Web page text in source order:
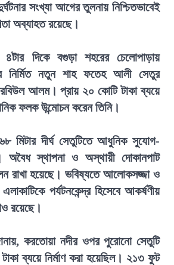
সংখ্যা আগের তুলনায় নিশ্চিতভাবেই
অব্যাহত রয়েছে।
দিকে বগুড়া শহরের চেলোপাড়ায়
নির্মিত নতুন শাহ ফতেহ আলী সেতুর
আলম। প্রায় ২০ কোটি টাকা ব্যয়ে
ফলক উন্মোচন করেন তিনি।
মিটার দীর্ঘ সেতুটিতে আধুনিক সুযোগ-
অবৈধ স্থাপনা ও অস্থায়ী দোকানপাট
রাখা হয়েছে। ভবিষ্যতে আলোকসজ্জা ও
এলাকাটিকে পর্যটনকেন্দ্র হিসেবে আকর্ষণীয়
রয়েছে।
করতোয়া নদীর ওপর পুরোনো সেতুটি
ব্যয়ে নির্মাণ করা হয়েছিল। ২১৩ ফুট